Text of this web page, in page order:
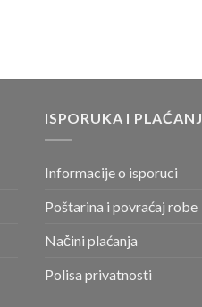
ISPORUKA I
Informacije o isporuci
Poštarina i povraćaj robe
Načini plaćanja
Polisa privatnosti